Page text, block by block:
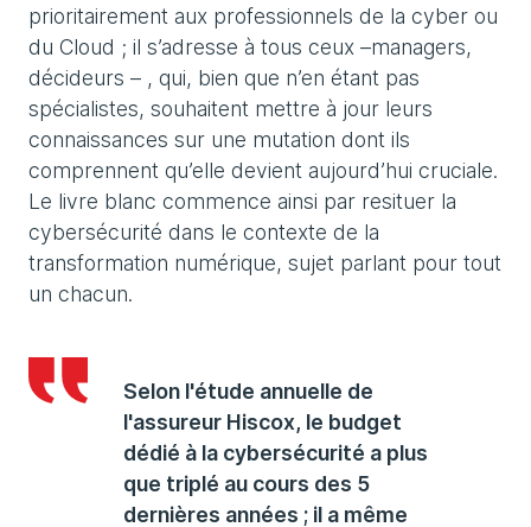
prioritairement aux professionnels de la cyber ou
du Cloud ; il s’adresse à tous ceux –managers,
décideurs – , qui, bien que n’en étant pas
spécialistes, souhaitent mettre à jour leurs
connaissances sur une mutation dont ils
comprennent qu’elle devient aujourd’hui cruciale.
Le livre blanc commence ainsi par resituer la
cybersécurité dans le contexte de la
transformation numérique, sujet parlant pour tout
un chacun.
Selon l'étude annuelle de
l'assureur Hiscox, le budget
dédié à la cybersécurité a plus
que triplé au cours des 5
dernières années ; il a même